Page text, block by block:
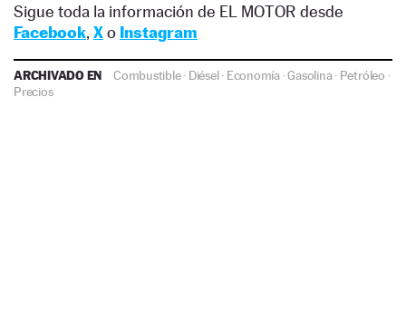
Sigue toda la información de EL MOTOR desde
Facebook, Xo Instagram
ARCHIVADO EN Combustible· Diésel· Economía·Gasolina· Petróleo ·
Precios